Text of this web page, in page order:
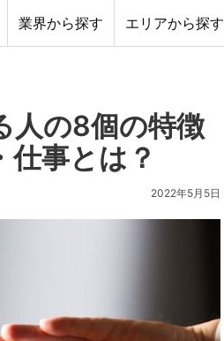
業界から探す エリアから探す
人の8個の特徴
仕事とは？
2022年5月5日